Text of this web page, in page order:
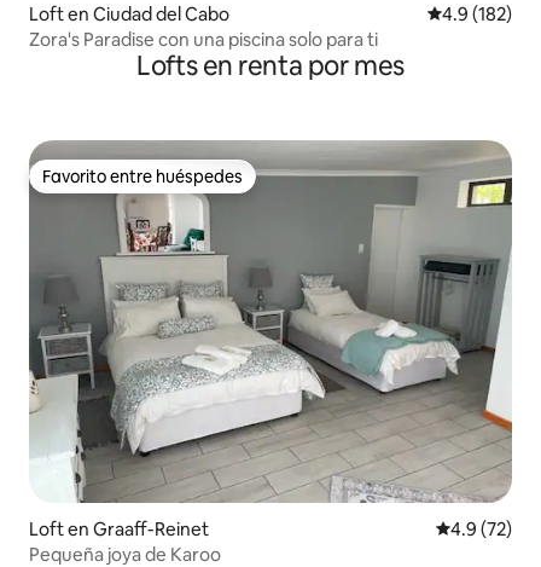
Loft en Ciudad del Cabo Calificación
4.9 (182)
Zora's Paradise con una piscina solo para ti
Lofts en renta por mes
Favorito entre huéspedes
Favorito entre huéspedes
Loft en Graaff-Reinet Calificación
4.9 (72)
Pequeña joya de Karoo